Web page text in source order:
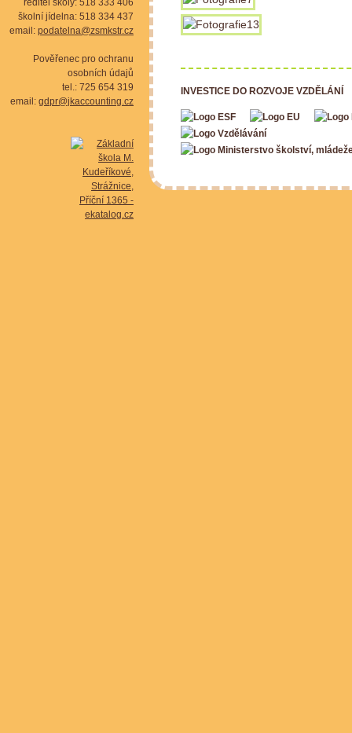
INVESTICE DO ROZVOJE VZDĚLÁNÍ
ředitel školy: 518 333 406
školní jídelna: 518 334 437
email: podatelna@zsmkstr.cz
Pověřenec pro ochranu
osobních údajů
tel.: 725 654 319
email: gdpr@jkaccounting.cz